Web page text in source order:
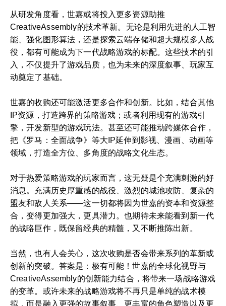
从研发角度看，世嘉或将投入更多资源助推
CreativeAssembly的技术革新。无论是利用先进的人工智
能、强化图形算法，还是探索云端存储和超大规模多人战
役，都有可能成为下一代战略游戏的标配。这些技术的引
入，不仅提升了游戏品质，也为未来的深度叙事、玩家互
动奠定了基础。
世嘉的收购还可能激活更多合作和创新。比如，结合其他
IP资源，打造跨界的策略游戏；或者利用现有的游戏引
擎，开发新型的游戏玩法。甚至还可能推动跨媒体合作，
把《罗马：全面战争》等大IP延伸到影视、漫画、动画等
领域，打造全方位、多角度的战略文化生态。
对于热爱策略游戏的玩家而言，这无疑是个充满刺激的好
消息。充满历史厚重感的战役、激烈的城池攻防、复杂的
盟友和敌人关系——这一切都将因为世嘉的资本和资源整
合，变得更加强大，更具潜力。也期待未来能看到新一代
的战略巨作，既保留经典的精髓，又不断推陈出新。
当然，也有人会关心，这次收购是否会带来系列的革新或
创新的突破。答案是：极有可能！世嘉的全球化视野与
CreativeAssembly的创新能力结合，将带来一场战略游戏
的变革。或许未来的战略游戏将不再只是单纯的战术模
拟，而是融入更强的故事叙事、更丰富的角色塑造以及更